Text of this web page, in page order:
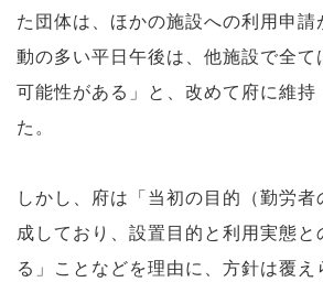
た団体は、ほかの施設への利用申
動の多い平日午後は、他施設で全て
可能性がある」と、改めて府に維持
た。
しかし、府は「当初の目的（勤労
成しており、設置目的と利用実態と
る」ことなどを理由に、方針は覆え